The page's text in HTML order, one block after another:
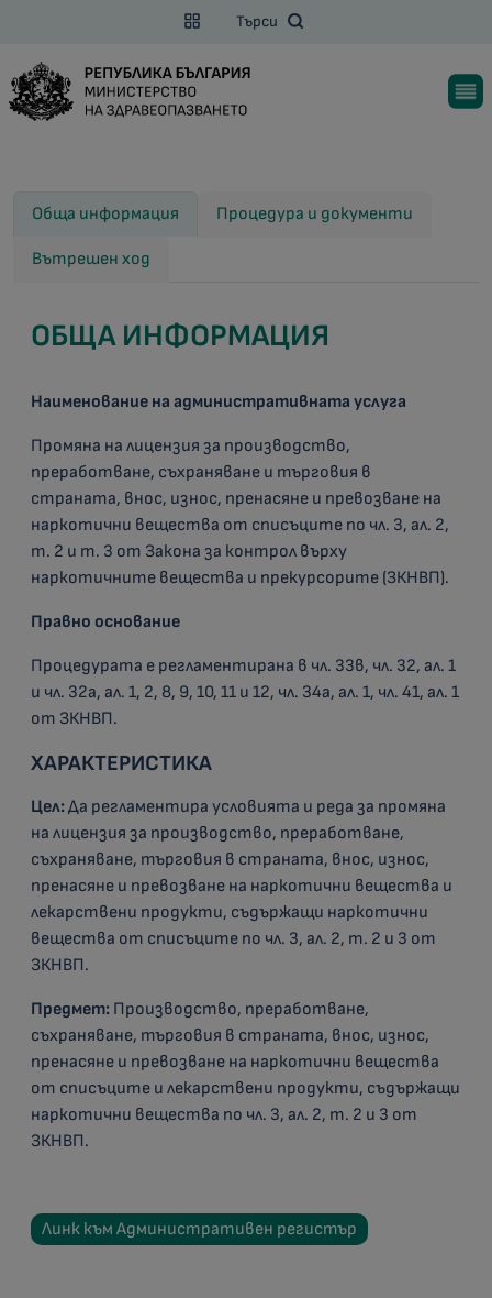
Търси
Обща информация Процедура и документи
Вътрешен ход
ОБЩА ИНФОРМАЦИЯ
Наименование на административната услуга
Промяна на лицензия за производство,
преработване, съхраняване и търговия в
страната, внос, износ, пренасяне и превозване на
наркотични вещества от списъците по чл. 3, ал. 2,
т. 2 и т. 3 от Закона за контрол върху
наркотичните вещества и прекурсорите (ЗКНВП).
Правно основание
Процедурата е регламентирана в чл. 33в, чл. 32, ал. 1
и чл. 32а, ал. 1, 2, 8, 9, 10, 11 и 12, чл. 34а, ал. 1, чл. 41, ал. 1
от ЗКНВП.
ХАРАКТЕРИСТИКА
Цел:Да регламентира условията и реда за промяна
на лицензия за производство, преработване,
съхраняване, търговия в страната, внос, износ,
пренасяне и превозване на наркотични вещества и
лекарствени продукти, съдържащи наркотични
вещества от списъците по чл. 3, ал. 2, т. 2 и 3 от
ЗКНВП.
Предмет: Производство, преработване,
съхраняване, търговия в страната, внос, износ,
пренасяне и превозване на наркотични вещества
от списъците и лекарствени продукти, съдържащи
наркотични вещества по чл. 3, ал. 2, т. 2 и 3 от
ЗКНВП.
Линк към Административен регистър